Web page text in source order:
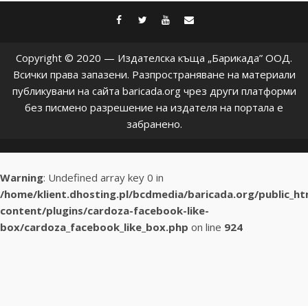
facebook
twitter
youtube
Copyright © 2020 — Издателска къща „Барикада” ООД.
Всички права запазени. Разпространяване на материали
публикувани на сайта baricada.org чрез други платформи
без писмено разрешение на издателя на портала е
забранено.
Warning: Undefined array key 0 in
/home/klient.dhosting.pl/bcdmedia/baricada.org/
content/plugins/cardoza-facebook-like-
box/cardoza_facebook_like_box.php on line 924